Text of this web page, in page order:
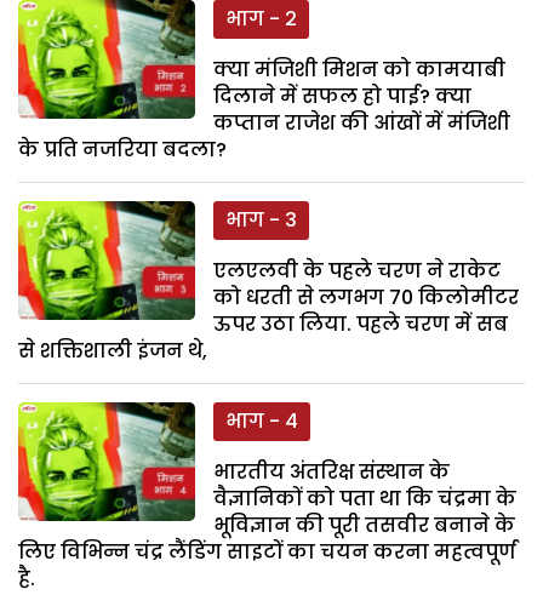
भाग - 2
क्या मंजिशी मिशन को कामयाबी
दिलाने में सफल हो पाई? क्या
कप्तान राजेश की आंखों में मंजिशी
के प्रति नजरिया बदला?
भाग - 3
एलएलवी के पहले चरण ने राकेट
को धरती से लगभग 70 किलोमीटर
ऊपर उठा लिया. पहले चरण में सब
से शक्तिशाली इंजन थे,
भाग - 4
भारतीय अंतरिक्ष संस्थान के
वैज्ञानिकों को पता था कि चंद्रमा के
भूविज्ञान की पूरी तसवीर बनाने के
लिए विभिन्न चंद्र लैंडिंग साइटों का चयन करना महत्वपूर्ण
है.